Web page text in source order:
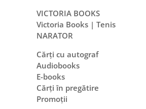
VICTORIA BOOKS
Victoria Books | Tenis
NARATOR
Cărți cu autograf
Audiobooks
E-books
Cărți în pregătire
Promoții